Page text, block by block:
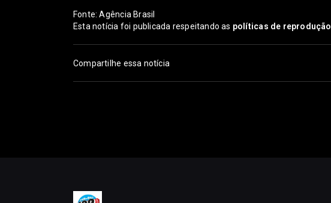
Fonte: Agência Brasil
Esta notícia foi publicada respeitando as políticas de reprodução
Compartilhe essa notícia